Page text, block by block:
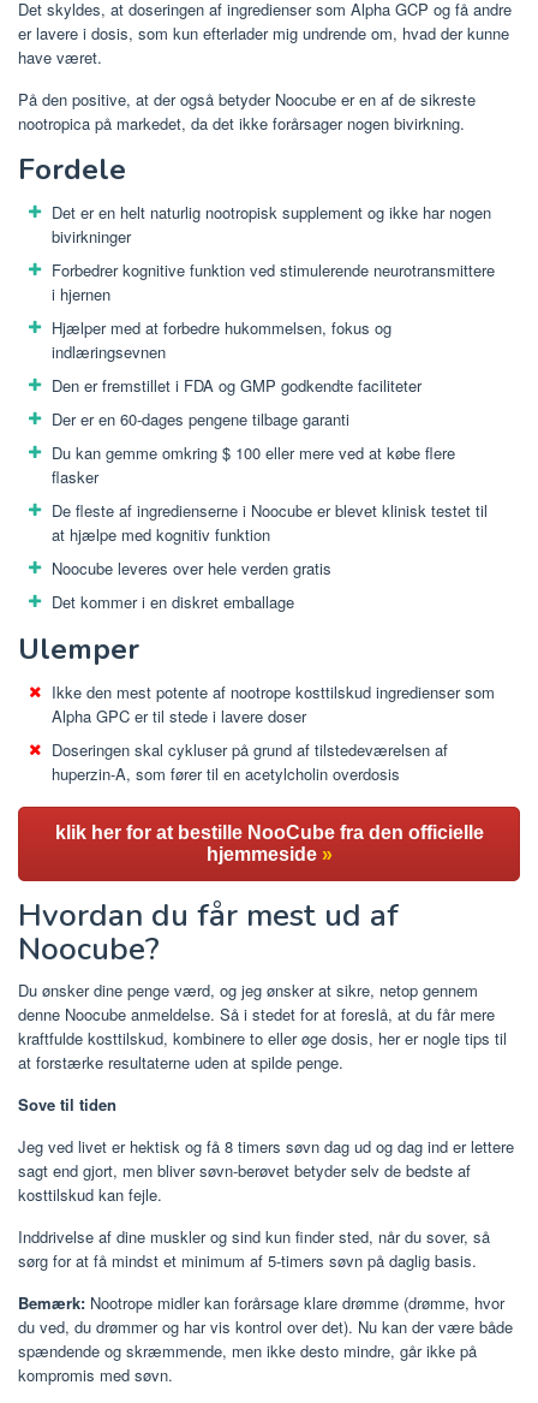
Det skyldes, at doseringen af ​​ingredienser som Alpha GCP og få andre
er lavere i dosis, som kun efterlader mig undrende om, hvad der kunne
have været.
På den positive, at der også betyder Noocube er en af ​​de sikreste
nootropica på markedet, da det ikke forårsager nogen bivirkning.
Fordele
Det er en helt naturlig nootropisk supplement og ikke har nogen
bivirkninger
Forbedrer kognitive funktion ved stimulerende neurotransmittere
i hjernen
Hjælper med at forbedre hukommelsen, fokus og
indlæringsevnen
Den er fremstillet i FDA og GMP godkendte faciliteter
Der er en 60-dages pengene tilbage garanti
Du kan gemme omkring $ 100 eller mere ved at købe flere
flasker
De fleste af ingredienserne i Noocube er blevet klinisk testet til
at hjælpe med kognitiv funktion
Noocube leveres over hele verden gratis
Det kommer i en diskret emballage
Ulemper
Ikke den mest potente af nootrope kosttilskud ingredienser som
Alpha GPC er til stede i lavere doser
Doseringen skal cykluser på grund af tilstedeværelsen af ​​
huperzin-A, som fører til en acetylcholin overdosis
klik her for at bestille NooCube fra den officielle
hjemmeside »
Hvordan du får mest ud af
Noocube?
Du ønsker dine penge værd, og jeg ønsker at sikre, netop gennem
denne Noocube anmeldelse. Så i stedet for at foreslå, at du får mere
kraftfulde kosttilskud, kombinere to eller øge dosis, her er nogle tips til
at forstærke resultaterne uden at spilde penge.
Sove til tiden
Jeg ved livet er hektisk og få 8 timers søvn dag ud og dag ind er lettere
sagt end gjort, men bliver søvn-berøvet betyder selv de bedste af
kosttilskud kan fejle.
Inddrivelse af dine muskler og sind kun finder sted, når du sover, så
sørg for at få mindst et minimum af 5-timers søvn på daglig basis.
Bemærk: Nootrope midler kan forårsage klare drømme (drømme, hvor
du ved, du drømmer og har vis kontrol over det). Nu kan der være både
spændende og skræmmende, men ikke desto mindre, går ikke på
kompromis med søvn.